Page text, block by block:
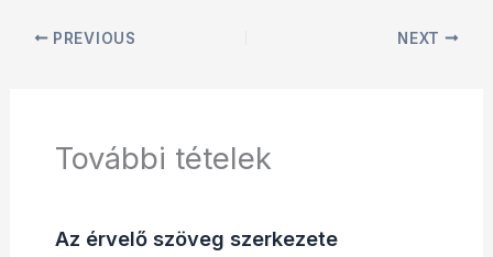
PREVIOUS NEXT
További tételek
Az érvelő szöveg szerkezete